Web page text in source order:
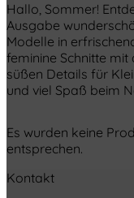
Hallo, Sommer!
Ausgabe
Modelle in
feminine Schnitte
süßen Details für
und viel Spaß beim
Es wurden keine
entsprechen.
Kontakt